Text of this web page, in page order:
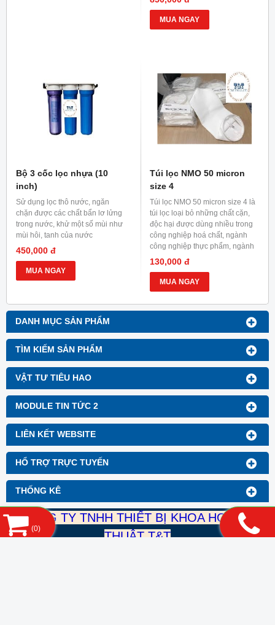
DANH MỤC SẢN PHẨM
TÌM KIẾM SẢN PHẨM
VẬT TƯ TIÊU HAO
MODULE TIN TỨC 2
LIÊN KẾT WEBSITE
HỔ TRỢ TRỰC TUYẾN
THỐNG KÊ
MUA NGAY
Bộ 3 cốc lọc nhựa (10
inch)
Sử dụng lọc thô nước, ngăn
chặn được các chất bẩn lơ lửng
trong nước, khử một số mùi như
mùi hôi, tanh của nước
450,000 đ
MUA NGAY
Túi lọc NMO 50 micron
size 4
Túi lọc NMO 50 micron size 4 là
túi lọc loại bỏ những chất cặn,
độc hại được dùng nhiều trong
công nghiệp hoá chất, ngành
công nghiệp thực phẩm, ngành
công nghiệp luyện kim.
130,000 đ
MUA NGAY
CÔNG TY TNHH THIẾT BỊ KHOA HỌC KỸ
THUẬT T&T
(0)